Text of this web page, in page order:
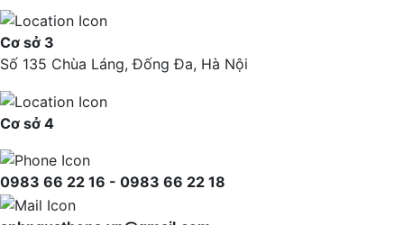
Cơ sở 3
Số 135 Chùa Láng, Đống Đa, Hà Nội
Cơ sở 4
0983 66 22 16 - 0983 66 22 18